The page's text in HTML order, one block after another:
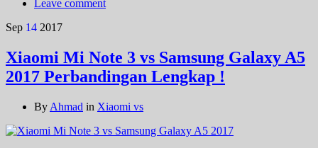
Leave comment
Sep 14 2017
Xiaomi Mi Note 3 vs Samsung Galaxy A5
2017 Perbandingan Lengkap !
By Ahmad in Xiaomi vs